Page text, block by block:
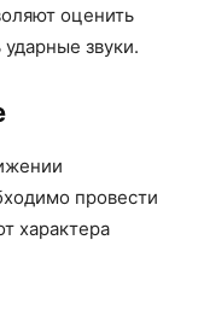
оценить
звуки.
провести
характера